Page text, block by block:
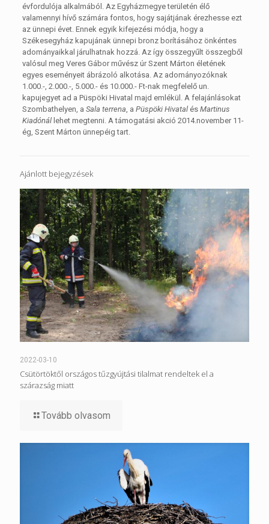
évfordulója alkalmából. Az Egyházmegye területén élő
valamennyi hívő számára fontos, hogy sajátjának érezhesse ezt
az ünnepi évet. Ennek egyik kifejezési módja, hogy a
Székesegyház kapujának ünnepi bronz borításához önkéntes
adományaikkal járulhatnak hozzá. Az így összegyűlt összegből
valósul meg Veres Gábor művész úr Szent Márton életének
egyes eseményeit ábrázoló alkotása. Az adományozóknak
1.000.-, 2.000.-, 5.000.- és 10.000.- Ft-nak megfelelő un.
kapujegyet ad a Püspöki Hivatal majd emlékül. A felajánlásokat
Szombathelyen, a Sala terrena, a Püspöki Hivatalés Martinus
Kiadónállehet megtenni. A támogatási akció 2014.november 11-
ég, Szent Márton ünnepéig tart.
Ajánlott bejegyzések
2022-03-10
Csütörtöktől országos tűzgyújtási tilalmat rendeltek el a
szárazság miatt
Tovább olvasom